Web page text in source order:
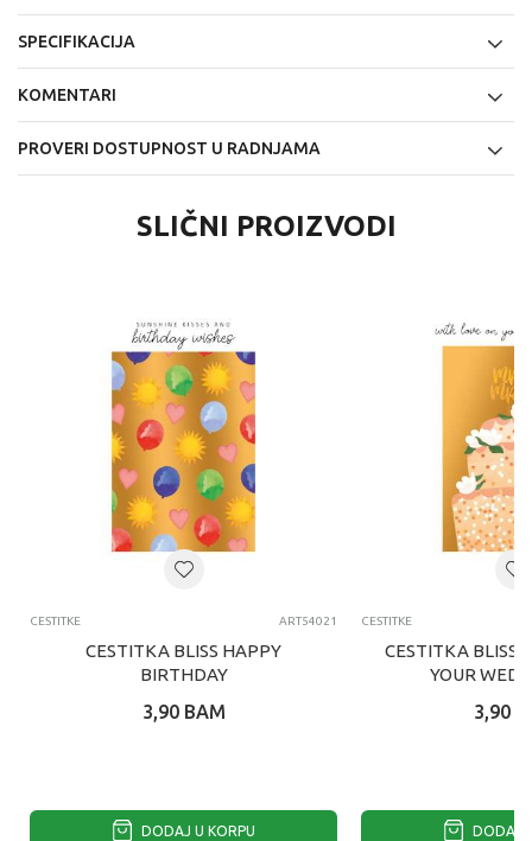
SPECIFIKACIJA
KOMENTARI
PROVERI DOSTUPNOST U RADNJAMA
SLIČNI PROIZVODI
CESTITKE ART54021
CESTITKA BLISS HAPPY
BIRTHDAY
3,90 BAM
DODAJ U KORPU
CESTITKE
CESTITKA BLISS
YOUR
3,90
DODAJ